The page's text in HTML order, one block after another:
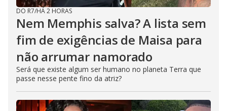
DO R7/HÁ 2 HORAS
Nem Memphis salva? A lista sem
fim de exigências de Maisa para
não arrumar namorado
Será que existe algum ser humano no planeta Terra que
passe nesse pente fino da atriz?